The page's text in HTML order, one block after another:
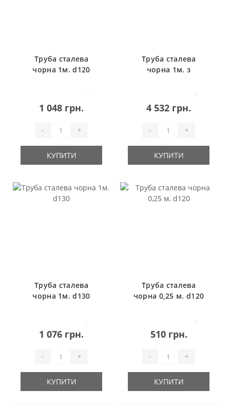
Труба сталева
чорна 1м. d120
1 048 грн.
- +
КУПИТИ
Труба сталева
чорна 1м. з
d150
4 532 грн.
- +
КУПИТИ
Труба сталева
чорна 1м. d130
1 076 грн.
- +
КУПИТИ
Труба сталева
чорна 0,25 м. d120
510 грн.
- +
КУПИТИ